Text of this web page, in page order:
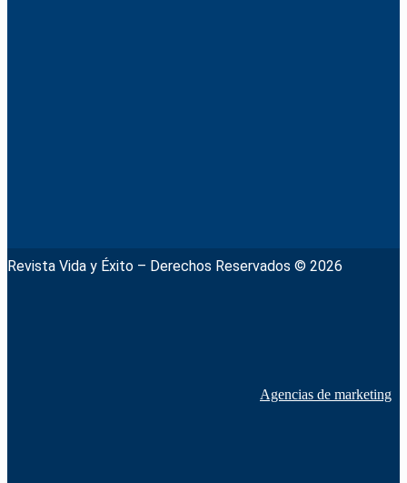
Revista Vida y Éxito – Derechos Reservados © 2026
Agencias de marketing